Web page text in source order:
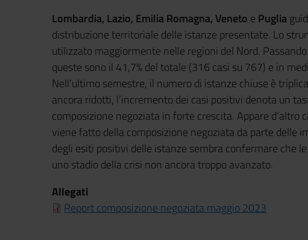
Lombardia, Lazio, Emilia Romagna, Veneto e Puglia
distribuzione territoriale delle istanze presentate. Lo
utilizzato maggiormente nelle regioni del Nord.
queste sono il 41,7% del totale (316 casi su 767) e in
Nell’ultimo semestre, il numero di istanze chiuse è
ancora ridotti, l’incremento dei casi positivi denota un
composizione negoziata in forte crescita. Appare d’altro
viene fatto della composizione negoziata da parte delle
degli esiti positivi delle istanze sembra confermare che
uno stadio della crisi non ancora troppo avanzato.
Allegati
Report composizione negoziata maggio 2023